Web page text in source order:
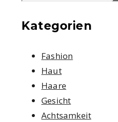
Kategorien
Fashion
Haut
Haare
Gesicht
Achtsamkeit